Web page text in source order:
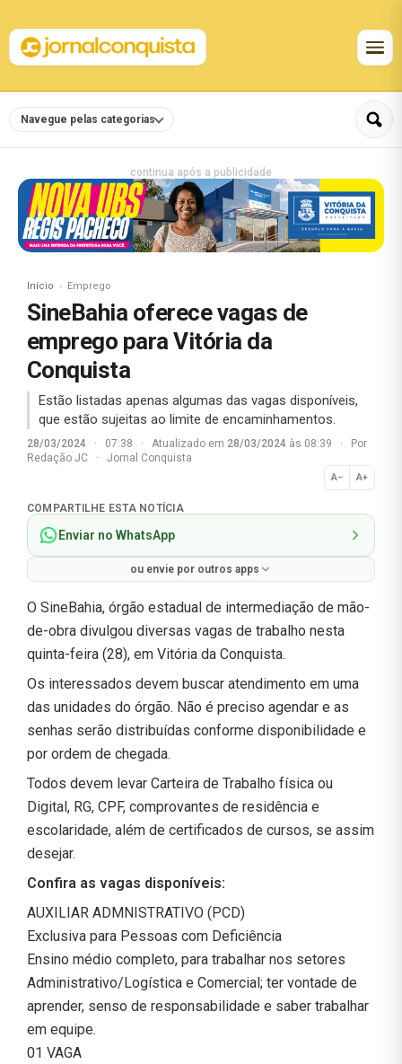
Navegue pelas categorias
continua após a publicidade
Início Emprego
SineBahia oferece vagas de
emprego para Vitória da
Conquista
Estão listadas apenas algumas das vagas disponíveis,
que estão sujeitas ao limite de encaminhamentos.
28/03/2024 · 07:38 · Atualizado em 28/03/2024 às 08:39 ·
Por
Redação JC
· Jornal Conquista
A− A+
Normal
COMPARTILHE ESTA NOTÍCIA
Enviar no WhatsApp
ou envie por outros apps
O SineBahia, órgão estadual de intermediação de mão-
de-obra divulgou diversas vagas de trabalho nesta
quinta-feira (28), em Vitória da Conquista.
Os interessados devem buscar atendimento em uma
das unidades do órgão. Não é preciso agendar e as
senhas serão distribuídas conforme disponibilidade e
por ordem de chegada.
Todos devem levar Carteira de Trabalho física ou
Digital, RG, CPF, comprovantes de residência e
escolaridade, além de certificados de cursos, se assim
desejar.
Confira as vagas disponíveis:
AUXILIAR ADMNISTRATIVO (PCD)
Exclusiva para Pessoas com Deficiência
Ensino médio completo, para trabalhar nos setores
Administrativo/Logística e Comercial; ter vontade de
aprender, senso de responsabilidade e saber trabalhar
em equipe.
01 VAGA